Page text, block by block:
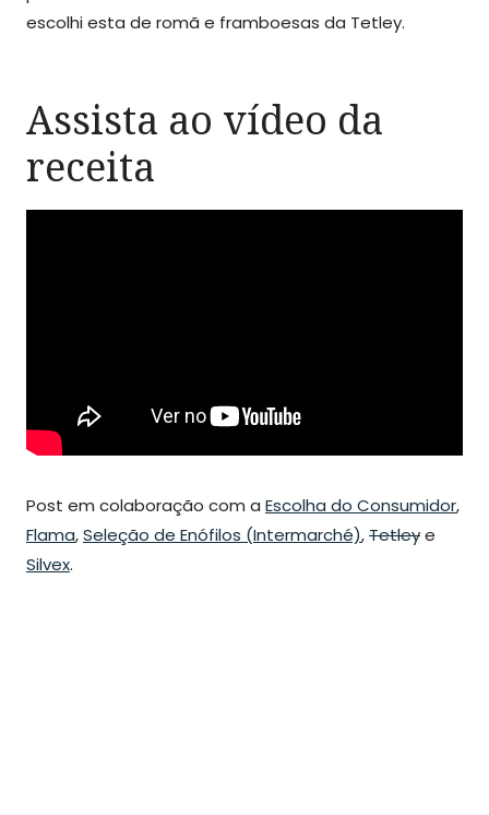
escolhi esta de romã e framboesas da Tetley.
Assista ao vídeo da
receita
Post em colaboração com a Escolha do Consumidor,
Flama,Seleção de Enófilos (Intermarché),Tetleye
Silvex.